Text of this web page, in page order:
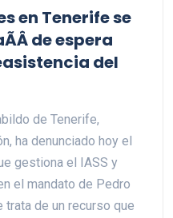
en Tenerife se
de espera
del
de Tenerife,
ha denunciado hoy el
gestiona el IASS y
el mandato de Pedro
de un recurso que